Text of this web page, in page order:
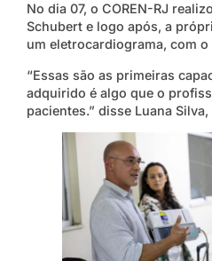
No dia 07, o COREN-RJ
Schubert e logo após, a
um eletrocardiograma, com o
“Essas são as primeiras
adquirido é algo que o
pacientes.” disse Luana